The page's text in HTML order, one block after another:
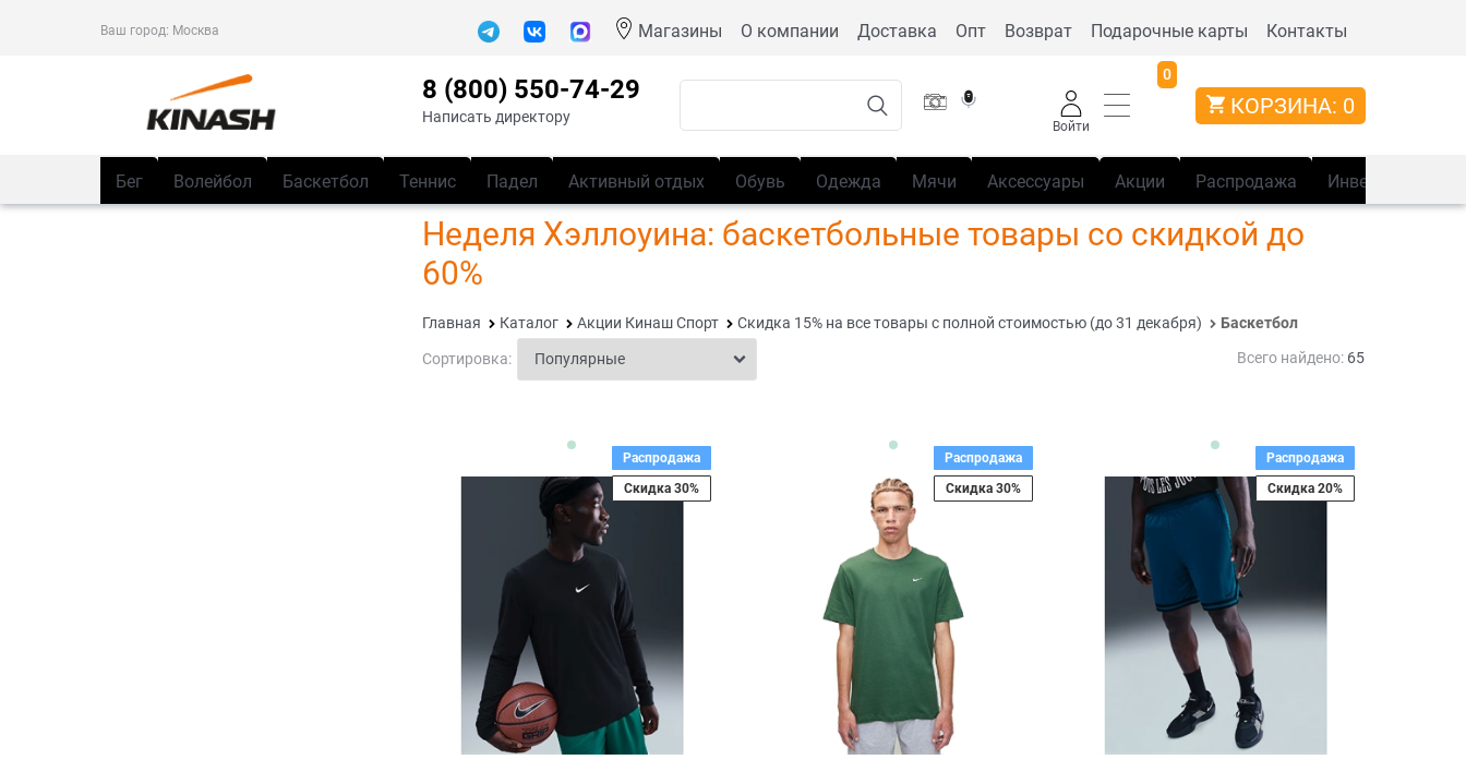
Ваш город: Москва Магазины О компании Доставка Опт Возврат Подарочные карты Контакты
8 (800) 550-74-29
Написать директору
Войти
0
КОРЗИНА: 0
Бег Волейбол Баскетбол Теннис Падел Активный отдых Обувь Одежда Мячи Аксессуары Акции Распродажа Инвентарь
Неделя Хэллоуина: баскетбольные товары со скидкой до
60%
Главная Каталог Акции Кинаш Спорт Скидка 15% на все товары с полной стоимостью (до 31 декабря) Баскетбол
Сортировка: Всего найдено: 65
Распродажа
Скидка 30%
Распродажа
Скидка 30%
Распродажа
Скидка 20%